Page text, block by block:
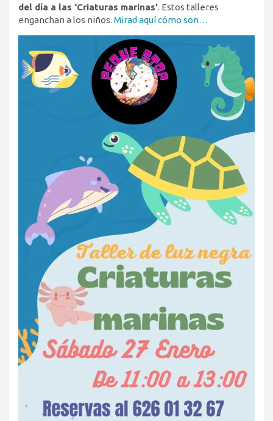
del día a las ‘Criaturas marinas’. Estos talleres
enganchan a los niños. Mirad aquí cómo son…